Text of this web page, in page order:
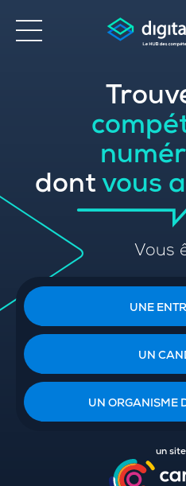
dont vous
Vous
UNE
UN
UN ORGANISME
un